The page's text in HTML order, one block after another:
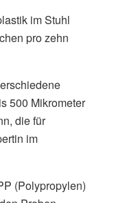
im Stuhl
pro zehn
500 Mikrometer
die für
im
(Polypropylen)